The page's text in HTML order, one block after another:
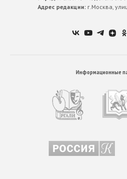
Адрес редакции:г.Москва,
Информационные